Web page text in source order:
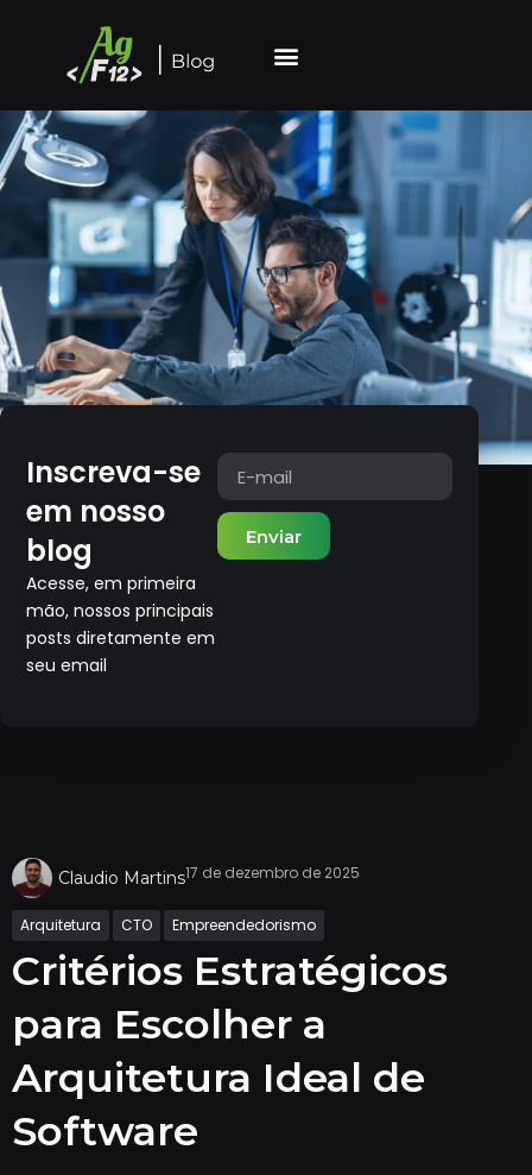
Inscreva-se
em nosso
blog
Acesse, em primeira
mão, nossos principais
posts diretamente em
seu email
Enviar
Claudio Martins17 de dezembro de 2025
Arquitetura CTO Empreendedorismo
Critérios Estratégicos
para Escolher a
Arquitetura Ideal de
Software